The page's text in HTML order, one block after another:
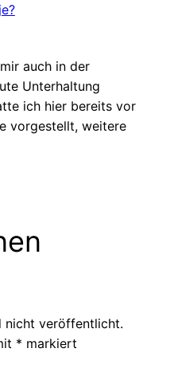
auch in der
Unterhaltung
ich hier bereits vor
vorgestellt, weitere
nicht veröffentlicht.
* markiert